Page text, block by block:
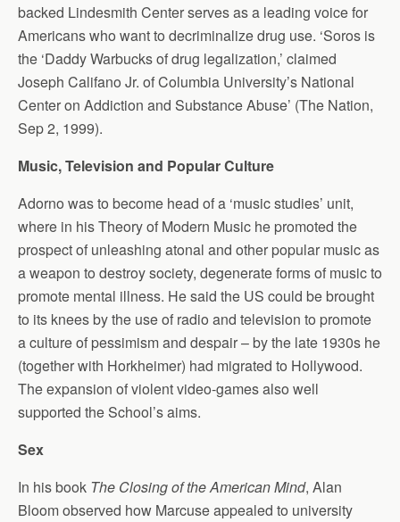
backed Lindesmith Center serves as a leading voice for
Americans who want to decriminalize drug use. ‘Soros is
the ‘Daddy Warbucks of drug legalization,’ claimed
Joseph Califano Jr. of Columbia University’s National
Center on Addiction and Substance Abuse’ (The Nation,
Sep 2, 1999).
Music, Television and Popular Culture
Adorno was to become head of a ‘music studies’ unit,
where in his Theory of Modern Music he promoted the
prospect of unleashing atonal and other popular music as
a weapon to destroy society, degenerate forms of music to
promote mental illness. He said the US could be brought
to its knees by the use of radio and television to promote
a culture of pessimism and despair – by the late 1930s he
(together with Horkheimer) had migrated to Hollywood.
The expansion of violent video-games also well
supported the School’s aims.
Sex
In his book The Closing of the American Mind, Alan
Bloom observed how Marcuse appealed to university